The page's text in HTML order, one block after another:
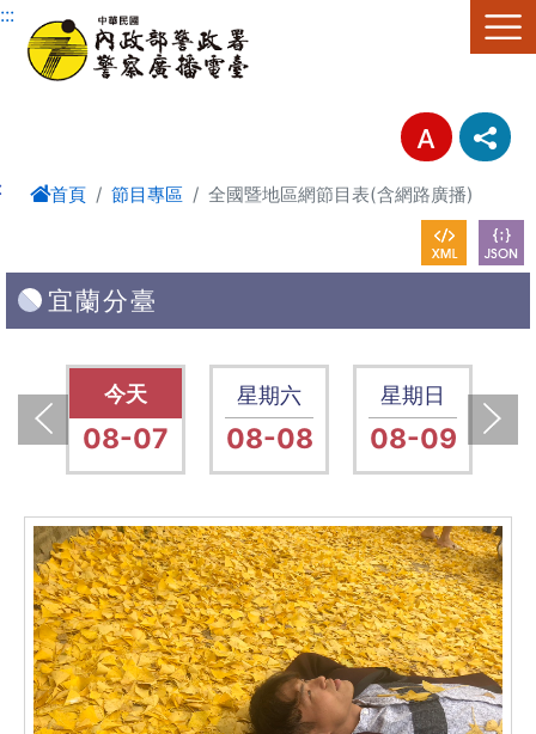
進入內容區塊
:::
首頁 節目專區 全國暨地區網節目表(含網路廣播)
宜蘭分臺
上一張(Previous)
星期五
08-07
星期六
08-08
星期日
08-09 下一張(Next)